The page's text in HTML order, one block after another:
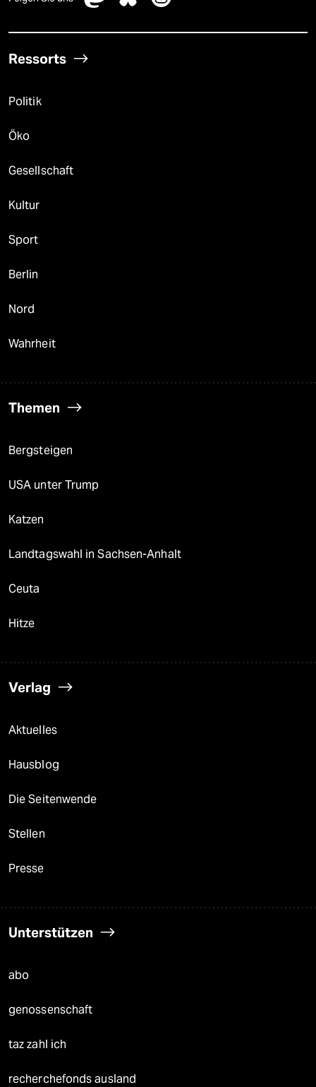
Ressorts
Politik
Öko
Gesellschaft
Kultur
Sport
Berlin
Nord
Wahrheit
Themen
Bergsteigen
USA unter Trump
Katzen
Landtagswahl in Sachsen-Anhalt
Ceuta
Hitze
Verlag
Aktuelles
Hausblog
Die Seitenwende
Stellen
Presse
Unterstützen
abo
genossenschaft
taz zahl ich
recherchefonds ausland